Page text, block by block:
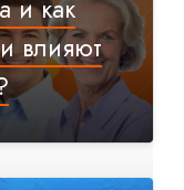
и как
влияют